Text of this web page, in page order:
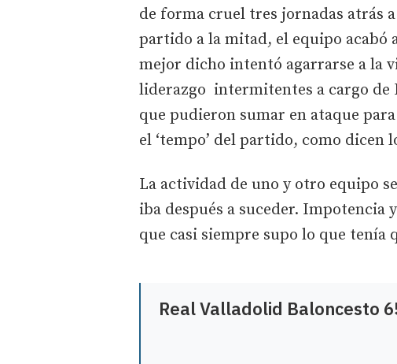
de forma cruel tres jornadas atrás
partido a la mitad, el equipo acabó
mejor dicho intentó agarrarse a la
liderazgo intermitentes a cargo de
que pudieron sumar en ataque
el ‘tempo’ del partido, como dicen
La actividad de uno y otro equipo
iba después a suceder.
que casi siempre supo lo que tenía
Real Valladolid Baloncesto